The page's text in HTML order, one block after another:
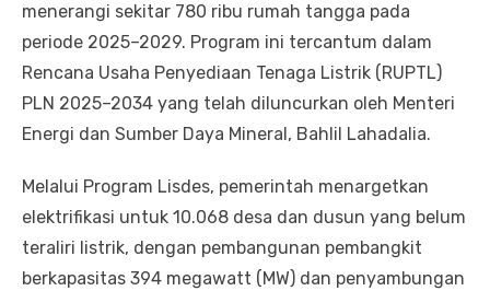
menerangi sekitar 780 ribu rumah tangga pada
periode 2025–2029. Program ini tercantum dalam
Rencana Usaha Penyediaan Tenaga Listrik (RUPTL)
PLN 2025–2034 yang telah diluncurkan oleh Menteri
Energi dan Sumber Daya Mineral, Bahlil Lahadalia.
Melalui Program Lisdes, pemerintah menargetkan
elektrifikasi untuk 10.068 desa dan dusun yang belum
teraliri listrik, dengan pembangunan pembangkit
berkapasitas 394 megawatt (MW) dan penyambungan